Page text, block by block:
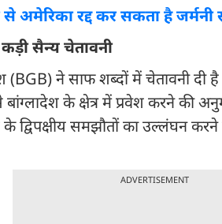
अमेरिका रद्द कर सकता है
सैन्य चेतावनी
(BGB) ने साफ शब्दों में चेतावनी दी
के क्षेत्र में प्रवेश करने की
के द्विपक्षीय समझौतों का उल्लंघन
ADVERTISEMENT